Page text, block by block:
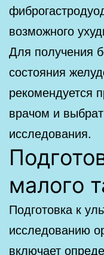
возможного
Для получения
состояния
рекомендуется
врачом и
исследования.
малого
Подготовка к
исследованию
включает